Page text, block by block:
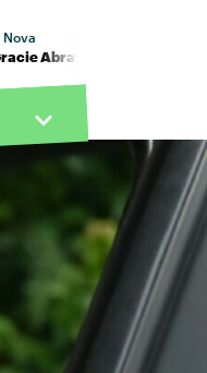
"Hit the Wall" von Gracie